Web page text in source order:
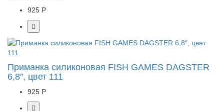
925 Р
Приманка силиконовая FISH GAMES DAGSTER
6,8″, цвет 111
925 Р